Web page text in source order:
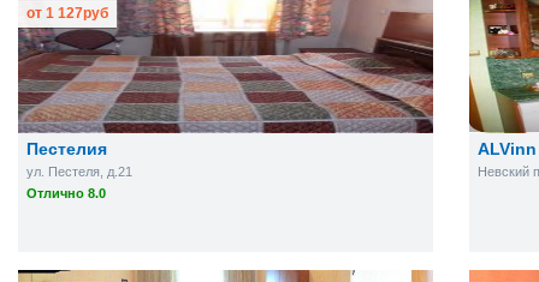
Пестелия
ул. Пестеля, д.21
Отлично 8.0
от 1 127руб
ALVinn
Невский